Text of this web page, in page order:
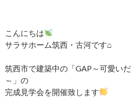
こんにちは
サラサホーム筑西・古河です⌂
筑西市で建築中の「GAP～可愛い
～」の
完成見学会を開催致します